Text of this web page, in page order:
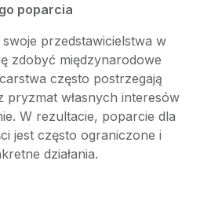
poparcia
przedstawicielstwa w
zdobyć międzynarodowe
często postrzegają
własnych interesów
W rezultacie, poparcie dla
jest często ograniczone i
działania.